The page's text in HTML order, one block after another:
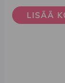
LISÄÄ